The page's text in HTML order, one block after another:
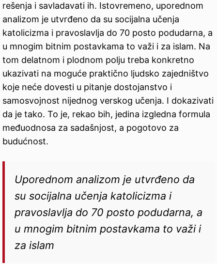
rešenja i savladavati ih. Istovremeno, uporednom
analizom je utvrđeno da su socijalna učenja
katolicizma i pravoslavlja do 70 posto podudarna, a
u mnogim bitnim postavkama to važi i za islam. Na
tom delatnom i plodnom polju treba konkretno
ukazivati na moguće praktično ljudsko zajedništvo
koje neće dovesti u pitanje dostojanstvo i
samosvojnost nijednog verskog učenja. I dokazivati
da je tako. To je, rekao bih, jedina izgledna formula
međuodnosa za sadašnjost, a pogotovo za
budućnost.
Uporednom analizom je utvrđeno da
su socijalna učenja katolicizma i
pravoslavlja do 70 posto podudarna, a
u mnogim bitnim postavkama to važi i
za islam